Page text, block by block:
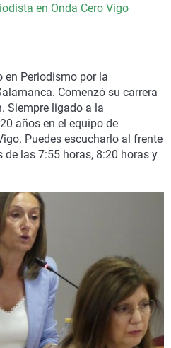
La brújula
Radioestadio
Radioestadio noche
El colegio invisible
Gente viajera
El viaje del Guernica
Invisibles
Prohibido morirse
Esto no ha pasado
Retornados
Cantabria
Cataluña
Comunidad de Madrid
Comunitat Valenciana
Galicia
País Vasco
Ciencia y Tecnología
Gastronomía
Medio ambiente
Televisión
en Onda Cero Vigo
en Periodismo por la
Comenzó su carrera
Siempre ligado a la
años en el equipo de
Puedes escucharlo al frente
las 7:55 horas, 8:20 horas y